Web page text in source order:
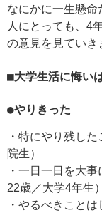
なにかに一生懸命
人にとっても、4
の意見を見ていき
■大学生活に悔い
●やりきった
・特にやり残し
院生）
・一日一日を大
22歳／大学4年生）
・やるべきこと